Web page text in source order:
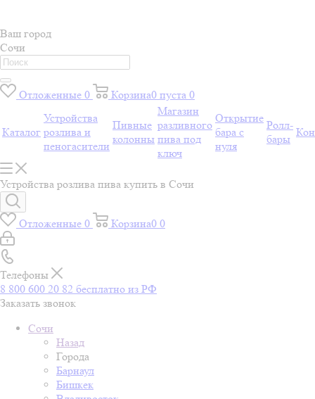
Ваш город
Сочи
Отложенные 0 Корзина0 пуста 0
Каталог
Устройства
розлива и
пеногасители
Пивные
колонны
Магазин
разливного
пива под
ключ
Открытие
бара с
нуля
Ролл-
бары
Устройства розлива пива купить в Сочи
Отложенные 0 Корзина0 0
Телефоны
8 800 600 20 82 бесплатно из РФ
Заказать звонок
Сочи
Назад
Города
Барнаул
Бишкек